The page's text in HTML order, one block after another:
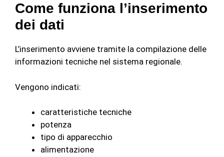
Come funziona l’inserimento
dei dati
L’inserimento avviene tramite la compilazione delle
informazioni tecniche nel sistema regionale.
Vengono indicati:
caratteristiche tecniche
potenza
tipo di apparecchio
alimentazione